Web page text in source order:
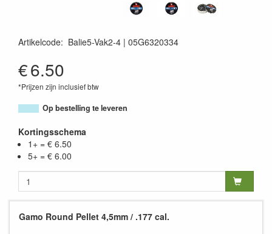
Artikelcode: Balie5-Vak2-4 05G6320334
€6.50
*Prijzen zijn inclusief btw
Op bestelling te leveren
Kortingsschema
1+ = € 6.50
5+ = € 6.00
Gamo Round Pellet 4,5mm / .177 cal.